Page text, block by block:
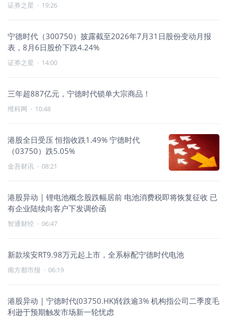
证券之星 · 19:26
宁德时代（300750）披露截至2026年7月31日股份变动月报
表，8月6日股价下跌4.24%
证券之星 · 14:00
三年超887亿元，宁德时代锁单大宗商品！
维科网 · 10:48
港股全日受压 恒指收跌1.49% 宁德时代
（03750）跌5.05%
金吾财讯 · 08:21
港股异动 | 锂电池概念股跌幅居前 电池消费税即将恢复征收 已
有企业陆续向客户下发调价函
智通财经 · 06:47
新款埃安RT9.98万元起上市，全系标配宁德时代电池
南方都市报 · 06:19
港股异动 | 宁德时代(03750.HK)转跌逾3% 机构指公司二季度毛
利逊于预期触发市场新一轮忧虑